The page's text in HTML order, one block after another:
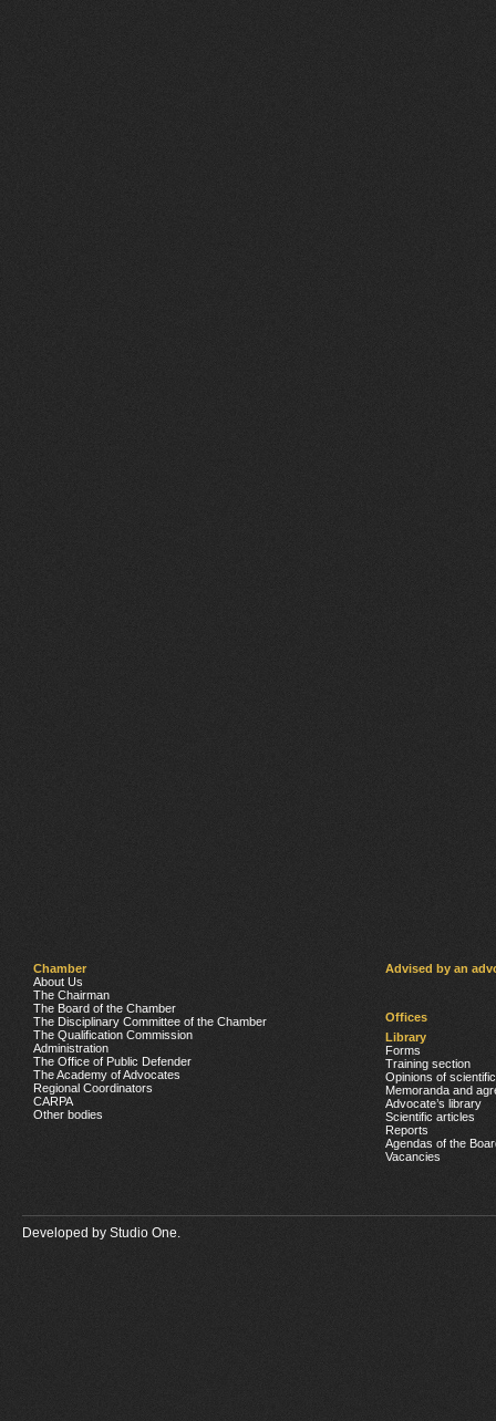
Chamber
About Us
The Chairman
The Board of the Chamber
The Disciplinary Committee of the Chamber
The Qualification Commission
Administration
The Office of Public Defender
The Academy of Advocates
Regional Coordinators
CARPA
Other bodies
Advised by an
Offices
Library
Forms
Training section
Opinions of
Memoranda and
Advocate’s library
Scientific articles
Reports
Agendas of the
Vacancies
Developed by Studio One.